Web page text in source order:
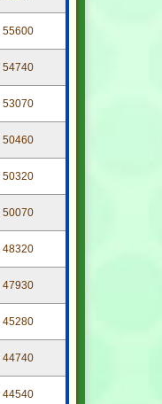
55600
54740
53070
50460
50320
50070
48320
47930
45280
44740
44540